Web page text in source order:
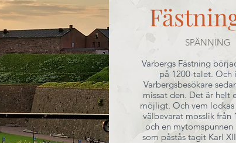
SPÄNNING
Varbergs Fästning
på 1200-talet. Och
Varbergsbesökare
missat den. Det är helt
möjligt. Och vem
välbevarat mosslik från
och en mytomspunnen
som påstås tagit Karl